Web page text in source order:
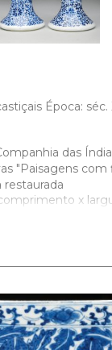
Época:
das
"Paisagens com
restaurada
x